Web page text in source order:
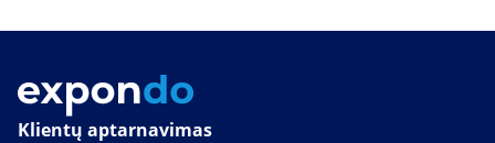
Klientų aptarnavimas